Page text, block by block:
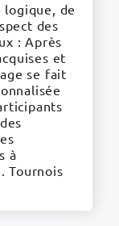
de
des
: Après
et
se fait
à
Tournois